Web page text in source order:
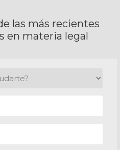
las más recientes
en materia legal